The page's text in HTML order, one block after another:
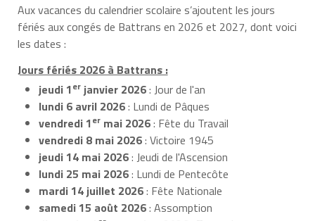
Aux vacances du calendrier scolaire s’ajoutent les jours
fériés aux congés de Battrans en 2026 et 2027, dont voici
les dates :
Jours fériés 2026 à Battrans :
jeudi 1er janvier 2026: Jour de l'an
lundi 6 avril 2026: Lundi de Pâques
vendredi 1er mai 2026: Fête du Travail
vendredi 8 mai 2026: Victoire 1945
jeudi 14 mai 2026: Jeudi de l'Ascension
lundi 25 mai 2026: Lundi de Pentecôte
mardi 14 juillet 2026: Fête Nationale
samedi 15 août 2026: Assomption